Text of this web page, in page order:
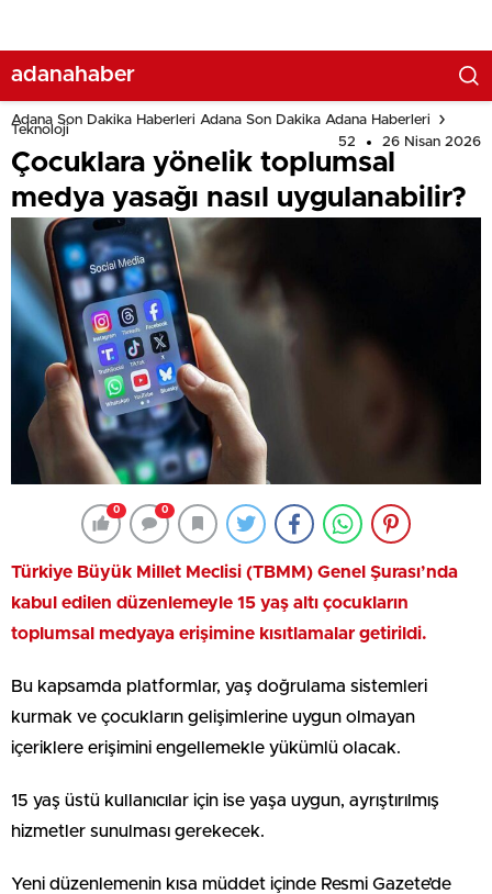
adanahaber
Adana Son Dakika Haberleri Adana Son Dakika Adana Haberleri
Teknoloji
52
26 Nisan 2026
Çocuklara yönelik toplumsal
medya yasağı nasıl uygulanabilir?
0 0
Türkiye Büyük Millet Meclisi (TBMM) Genel Şurası’nda
kabul edilen düzenlemeyle 15 yaş altı çocukların
toplumsal medyaya erişimine kısıtlamalar getirildi.
Bu kapsamda platformlar, yaş doğrulama sistemleri
kurmak ve çocukların gelişimlerine uygun olmayan
içeriklere erişimini engellemekle yükümlü olacak.
15 yaş üstü kullanıcılar için ise yaşa uygun, ayrıştırılmış
hizmetler sunulması gerekecek.
Yeni düzenlemenin kısa müddet içinde Resmi Gazete’de